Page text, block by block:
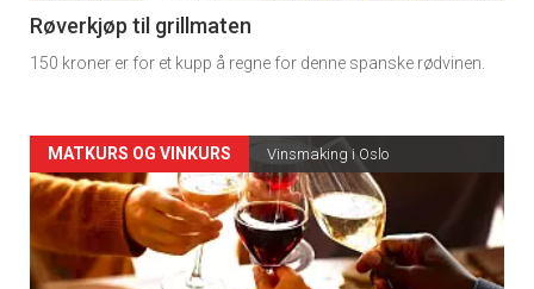
4
Røverkjøp til grillmaten
150 kroner er for et kupp å regne for denne spanske rødvinen.
Forsiden
akkurat
nå
MATKURS OG VINKURS Vinsmaking i Oslo